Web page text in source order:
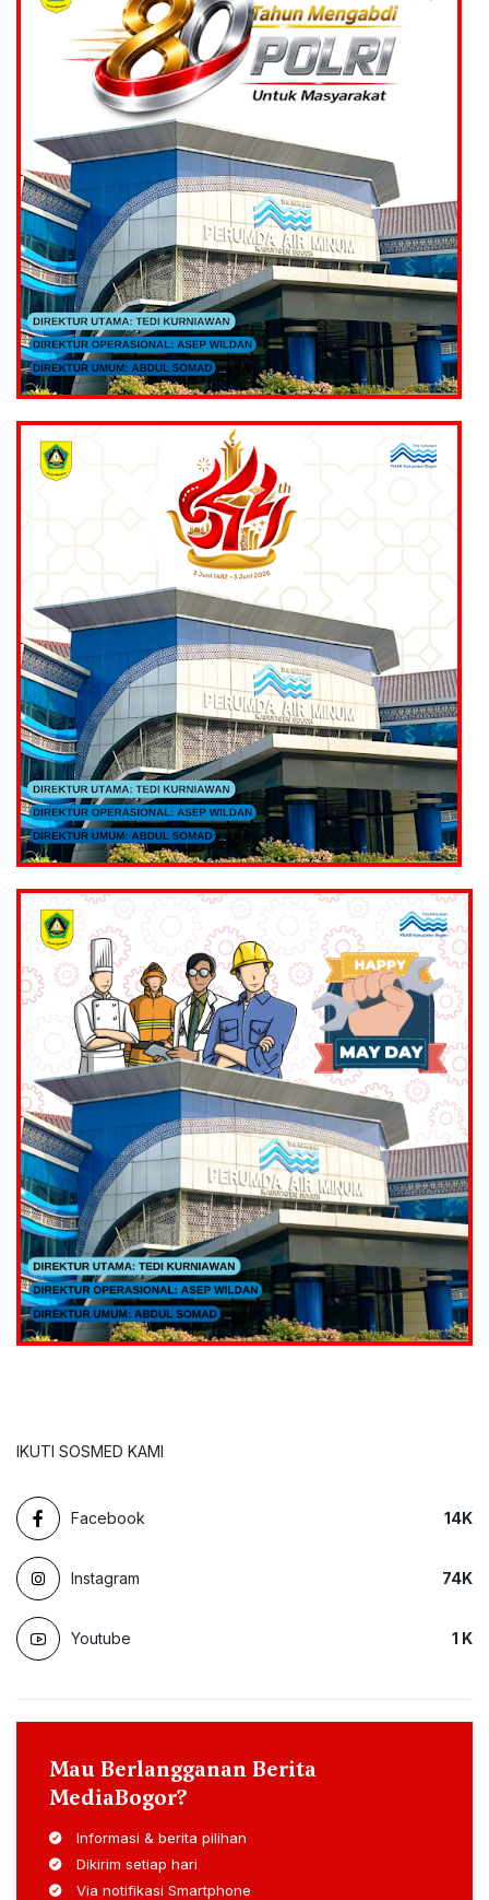
IKUTI SOSMED KAMI
Facebook 14K
Instagram 74K
Youtube 1 K
Mau Berlangganan Berita
MediaBogor?
Informasi & berita pilihan
Dikirim setiap hari
Via notifikasi Smartphone